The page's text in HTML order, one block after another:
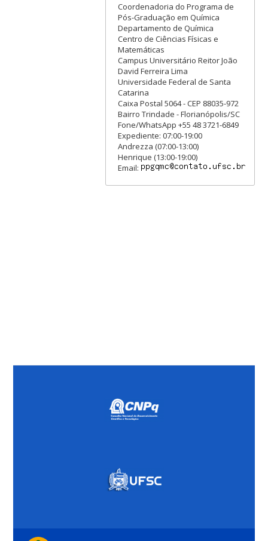
Coordenadoria do Programa de
Pós-Graduação em Química
Departamento de Química
Centro de Ciências Físicas e
Matemáticas
Campus Universitário Reitor João
David Ferreira Lima
Universidade Federal de Santa
Catarina
Caixa Postal 5064 - CEP 88035-972
Bairro Trindade - Florianópolis/SC
Fone/WhatsApp +55 48 3721-6849
Expediente: 07:00-19:00
Andrezza (07:00-13:00)
Henrique (13:00-19:00)
Email: